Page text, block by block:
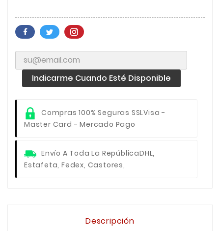
Indicarme Cuando Esté Disponible
Compras 100% Seguras SSLVisa -
Master Card - Mercado Pago
Envío A Toda La RepúblicaDHL,
Estafeta, Fedex, Castores,
Descripción